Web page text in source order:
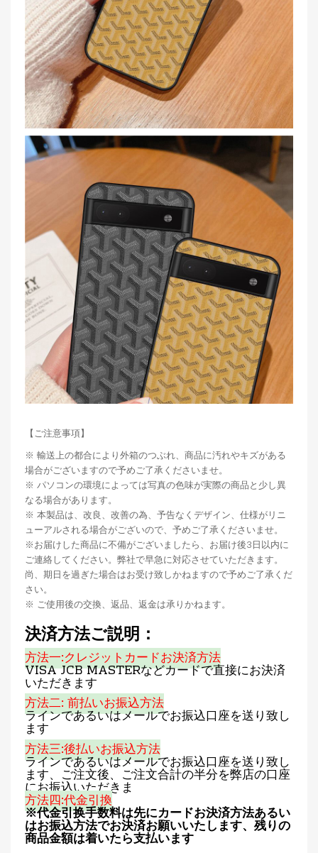
【ご注意事項】
※ 輸送上の都合により外箱のつぶれ、商品に汚れやキズがある
場合がございますので予めご了承くださいませ。
※ パソコンの環境によっては写真の色味が実際の商品と少し異
なる場合があります。
※ 本製品は、改良、改善の為、予告なくデザイン、仕様がリニ
ューアルされる場合がございので、予めご了承くださいませ。
※お届けした商品に不備がございましたら、お届け後3日以内に
ご連絡してください。弊社で早急に対応させていただきます。
尚、期日を過ぎた場合はお受け致しかねますので予めご了承くだ
さい。
※ ご使用後の交換、返品、返金は承りかねます。
決済方法ご説明：
方法一:クレジットカードお決済方法
VISA JCB MASTERなどカードで直接にお決済
いただきます
方法二: 前払いお振込方法
ラインであるいはメールでお振込口座を送り致し
ます
方法三:後払いお振込方法
ラインであるいはメールでお振込口座を送り致し
ます、ご注文後、ご注文合計の半分を弊店の口座
にお振込いただきま
方法四:代金引換
※代金引换手数料は先にカードお決済方法あるい
はお振込方法でお決済お願いいたします、残りの
商品金額は着いたら支払います